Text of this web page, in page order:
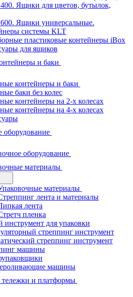
Ящики для цветов, бутылок,
Ящики универсальные.
системы KLT
пластиковые контейнеры iBox
для ящиков
и баки
контейнеры и баки
баки без колес
контейнеры на 2-х колесах
контейнеры на 4-х колесах
оборудование
оборудование
материалы
материалы
лента и материалы
лента
пленка
инструмент для упаковки
стреппинг инструмент
стреппинг инструмент
машины
машины
и платформы